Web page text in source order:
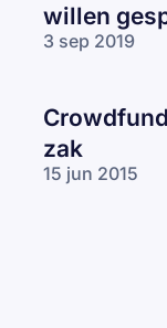
willen
3 sep 2019
zak
15 jun 2015